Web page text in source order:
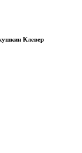
Клевер